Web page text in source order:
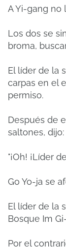
A Yi-gang no
Los dos se
broma,
El líder de la
carpas en el
permiso.
Después de
saltones,
"¡Oh! ¡Líder
Go Yo-ja se
El líder de la
Bosque Im
Por el